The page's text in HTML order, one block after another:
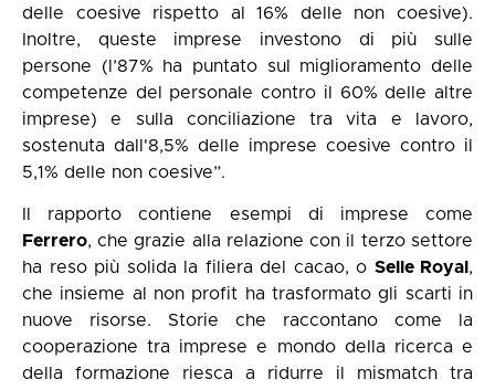
delle coesive rispetto al 16% delle non coesive).
Inoltre, queste imprese investono di più sulle
persone (l’87% ha puntato sul miglioramento delle
competenze del personale contro il 60% delle altre
imprese) e sulla conciliazione tra vita e lavoro,
sostenuta dall'8,5% delle imprese coesive contro il
5,1% delle non coesive”.
Il rapporto contiene esempi di imprese come
Ferrero, che grazie alla relazione con il terzo settore
ha reso più solida la filiera del cacao, o Selle Royal ,
che insieme al non profit ha trasformato gli scarti in
nuove risorse. Storie che raccontano come la
cooperazione tra imprese e mondo della ricerca e
della formazione riesca a ridurre il mismatch tra